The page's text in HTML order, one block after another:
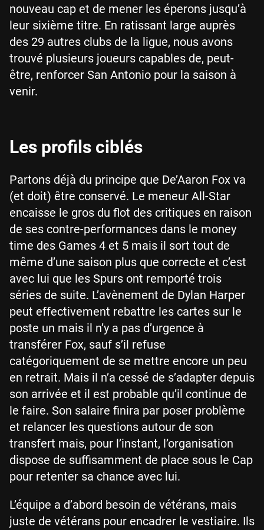
nouveau cap et de mener les éperons jusqu’à
leur sixième titre. En ratissant large auprès
des 29 autres clubs de la ligue, nous avons
trouvé plusieurs joueurs capables de, peut-
être, renforcer San Antonio pour la saison à
venir.
Les profils ciblés
Partons déjà du principe que De’Aaron Fox va
(et doit) être conservé. Le meneur All-Star
encaisse le gros du flot des critiques en raison
de ses contre-performances dans le money
time des Games 4 et 5 mais il sort tout de
même d’une saison plus que correcte et c’est
avec lui que les Spurs ont remporté trois
séries de suite. L’avènement de Dylan Harper
peut effectivement rebattre les cartes sur le
poste un mais il n’y a pas d’urgence à
transférer Fox, sauf s’il refuse
catégoriquement de se mettre encore un peu
en retrait. Mais il n’a cessé de s’adapter depuis
son arrivée et il est probable qu’il continue de
le faire. Son salaire finira par poser problème
et relancer les questions autour de son
transfert mais, pour l’instant, l’organisation
dispose de suffisamment de place sous le Cap
pour retenter sa chance avec lui.
L’équipe a d’abord besoin de vétérans, mais
juste de vétérans pour encadrer le vestiaire. Ils